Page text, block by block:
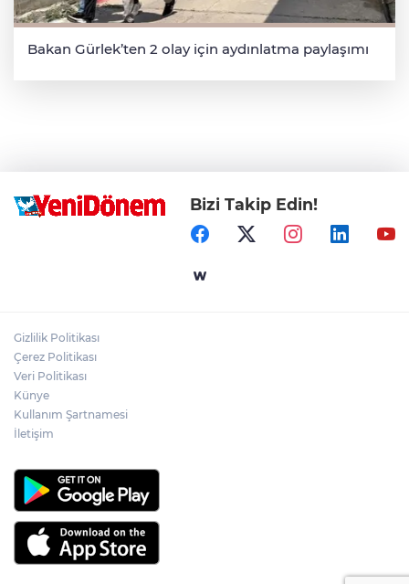
Bakan Gürlek’ten 2 olay için aydınlatma paylaşımı
Bizi Takip Edin!
Gizlilik Politikası
Çerez Politikası
Veri Politikası
Künye
Kullanım Şartnamesi
İletişim